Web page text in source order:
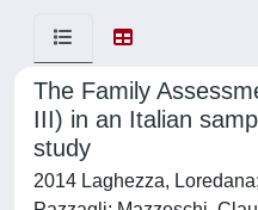
The Family
III) in an Italian
study
2014 Laghezza,